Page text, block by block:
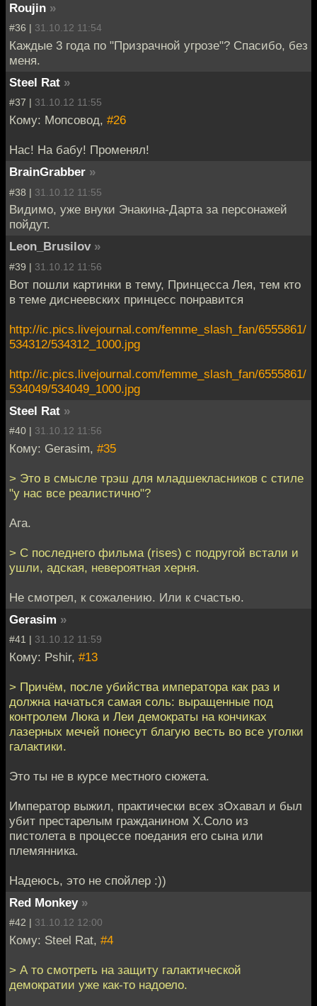
Roujin »
#36 | 31.10.12 11:54
Каждые 3 года по "Призрачной угрозе"? Спасибо, без
меня.
Steel Rat »
#37 | 31.10.12 11:55
Кому: Мопсовод, #26
Нас! На бабу! Променял!
BrainGrabber »
#38 | 31.10.12 11:55
Видимо, уже внуки Энакина-Дарта за персонажей
пойдут.
Leon_Brusilov »
#39 | 31.10.12 11:56
Вот пошли картинки в тему, Принцесса Лея, тем кто
в теме диснеевских принцесс понравится
http://ic.pics.livejournal.com/femme_slash_fan/6555861/
534312/534312_1000.jpg
http://ic.pics.livejournal.com/femme_slash_fan/6555861/
534049/534049_1000.jpg
Steel Rat »
#40 | 31.10.12 11:56
Кому: Gerasim, #35
> Это в смысле трэш для младшекласников с стиле
"у нас все реалистично"?
Ага.
> С последнего фильма (rises) с подругой встали и
ушли, адская, невероятная херня.
Не смотрел, к сожалению. Или к счастью.
Gerasim »
#41 | 31.10.12 11:59
Кому: Pshir, #13
> Причём, после убийства императора как раз и
должна начаться самая соль: выращенные под
контролем Люка и Леи демократы на кончиках
лазерных мечей понесут благую весть во все уголки
галактики.
Это ты не в курсе местного сюжета.
Император выжил, практически всех зОхавал и был
убит престарелым гражданином Х.Соло из
пистолета в процессе поедания его сына или
племянника.
Надеюсь, это не спойлер :))
Red Monkey »
#42 | 31.10.12 12:00
Кому: Steel Rat, #4
> А то смотреть на защиту галактической
демократии уже как-то надоело.